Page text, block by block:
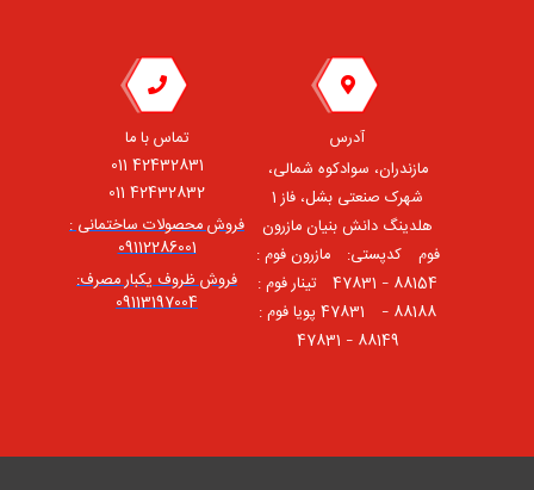
آدرس
مازندران، سوادکوه شمالی،
شهرک صنعتی بشل، فاز 1
هلدینگ دانش بنیان مازرون
فوم ⠀کدپستی: ⠀مازرون فوم :
88154 – 47831 ⠀تینار فوم :
88188 – 47831⠀ پویا فوم :
88149 – 47831
تماس با ما
42432831 011
42432832 011
فروش محصولات ساختمانی :
09112286001
فروش ظروف یکبار مصرف:
09113197004